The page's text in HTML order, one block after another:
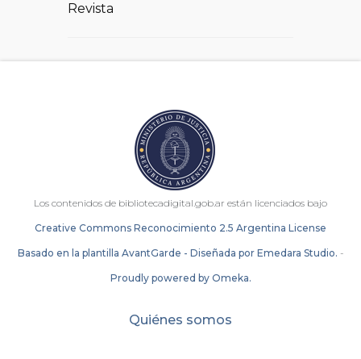
Revista
Los contenidos de bibliotecadigital.gob.ar están licenciados bajo
Creative Commons Reconocimiento 2.5 Argentina License
Basado en la plantilla AvantGarde - Diseñada por Emedara Studio. -
Proudly powered by Omeka.
Quiénes somos